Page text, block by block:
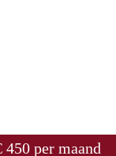
450 per maand